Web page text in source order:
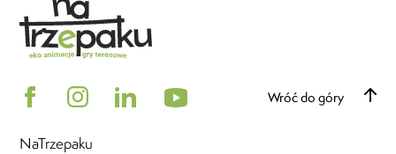
Wróć do góry
NaTrzepaku